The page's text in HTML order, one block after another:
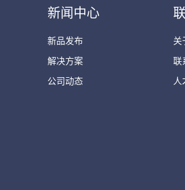
新闻中心
新品发布
解决方案
公司动态
关
联
人